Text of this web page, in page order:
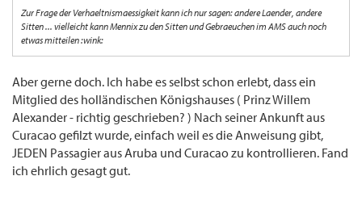
Zur Frage der Verhaeltnismaessigkeit kann ich nur sagen: andere Laender, andere
Sitten ... vielleicht kann Mennix zu den Sitten und Gebraeuchen im AMS auch noch
etwas mitteilen :wink:
Aber gerne doch. Ich habe es selbst schon erlebt, dass ein
Mitglied des holländischen Königshauses ( Prinz Willem
Alexander - richtig geschrieben? ) Nach seiner Ankunft aus
Curacao gefilzt wurde, einfach weil es die Anweisung gibt,
JEDEN Passagier aus Aruba und Curacao zu kontrollieren. Fand
ich ehrlich gesagt gut.